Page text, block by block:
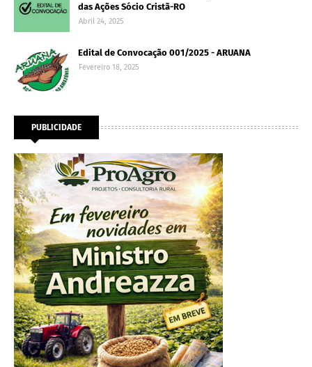
das Ações Sócio Cristã-RO
Abril 24, 2025
Edital de Convocação 001/2025 - ARUANA
Fevereiro 18, 2025
PUBLICIDADE